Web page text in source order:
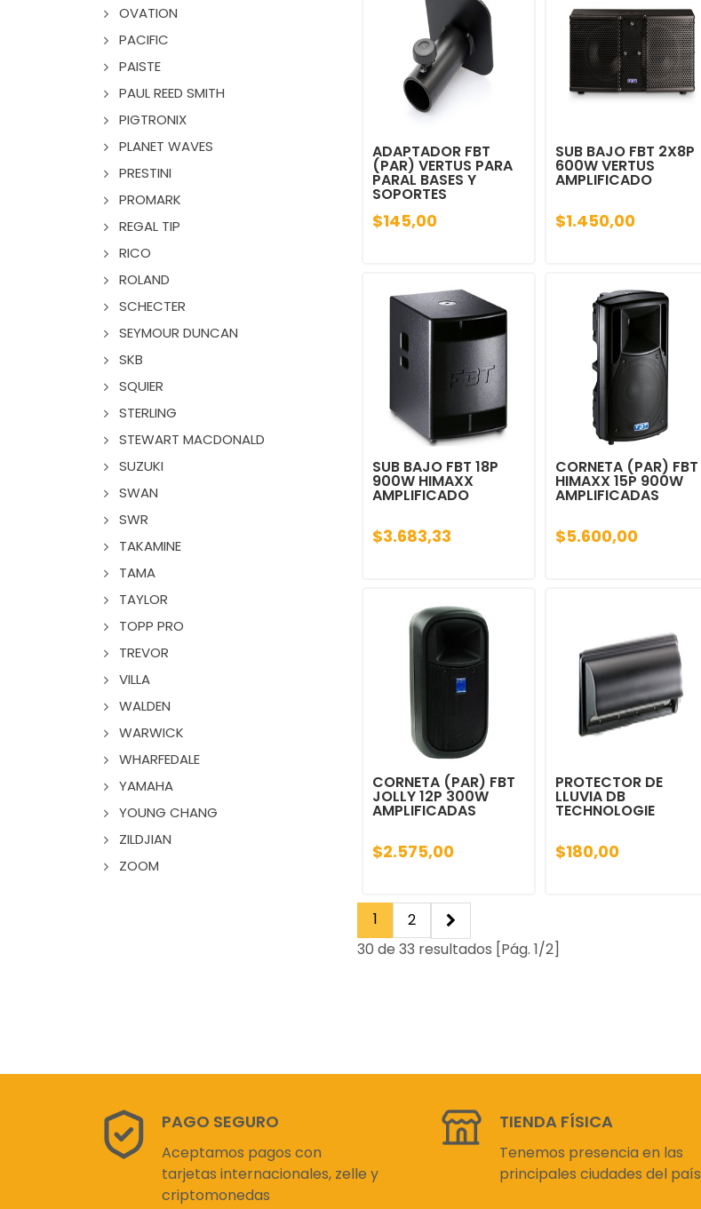
OVATION
PACIFIC
PAISTE
PAUL REED SMITH
PIGTRONIX
PLANET WAVES
PRESTINI
PROMARK
REGAL TIP
RICO
ROLAND
SCHECTER
SEYMOUR DUNCAN
SKB
SQUIER
STERLING
STEWART MACDONALD
SUZUKI
SWAN
SWR
TAKAMINE
TAMA
TAYLOR
TOPP PRO
TREVOR
VILLA
WALDEN
WARWICK
WHARFEDALE
YAMAHA
YOUNG CHANG
ZILDJIAN
ZOOM
ADAPTADOR FBT
(PAR) VERTUS PARA
PARAL BASES Y
SOPORTES
$145,00
SUB BAJO FBT 2X8P
600W VERTUS
AMPLIFICADO
$1.450,00
SUB BAJO FBT 18P
900W HIMAXX
AMPLIFICADO
$3.683,33
CORNETA (PAR) FBT
HIMAXX 15P 900W
AMPLIFICADAS
$5.600,00
CORNETA (PAR) FBT
JOLLY 12P 300W
AMPLIFICADAS
$2.575,00
PROTECTOR DE
LLUVIA DB
TECHNOLOGIE
$180,00
1
2
30 de 33 resultados [Pág. 1/2]
PAGO SEGURO
Aceptamos pagos con
tarjetas internacionales, zelle y
criptomonedas
TIENDA FÍSICA
Tenemos presencia en las
principales ciudades del país